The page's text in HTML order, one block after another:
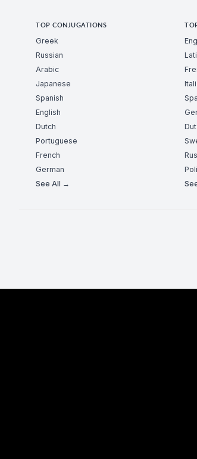
TOP CONJUGATIONS
Greek
Russian
Arabic
Japanese
Spanish
English
Dutch
Portuguese
French
German
See All →